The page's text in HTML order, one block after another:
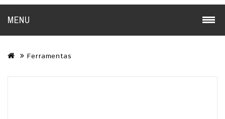
MENU
Ferramentas